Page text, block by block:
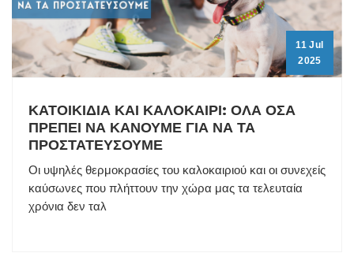
11 Jul
2025
ΚΑΤΟΙΚΙΔΙΑ ΚΑΙ ΚΑΛΟΚΑΙΡΙ: ΟΛΑ ΟΣΑ
ΠΡΕΠΕΙ ΝΑ ΚΑΝΟΥΜΕ ΓΙΑ ΝΑ ΤΑ
ΠΡΟΣΤΑΤΕΥΣΟΥΜΕ
Οι υψηλές θερμοκρασίες του καλοκαιριού και οι συνεχείς
καύσωνες που πλήττουν την χώρα μας τα τελευταία
χρόνια δεν ταλ